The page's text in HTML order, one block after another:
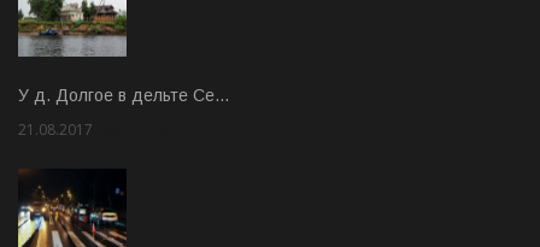
У д. Долгое в дельте Се…
21.08.2017